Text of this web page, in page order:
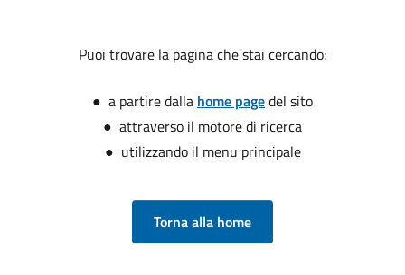
Puoi trovare la pagina che stai cercando:
● a partire dalla home pagedel sito
● attraverso il motore di ricerca
● utilizzando il menu principale
Torna alla home